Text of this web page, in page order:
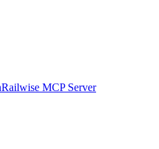
Railwise MCP Server